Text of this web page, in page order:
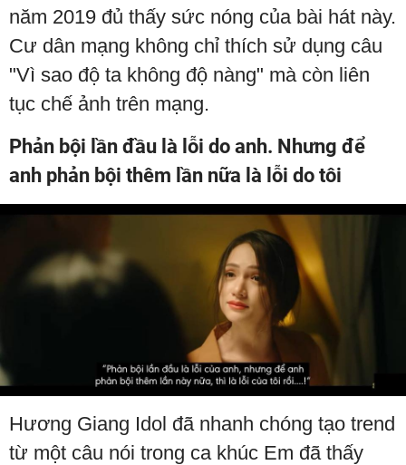
năm 2019 đủ thấy sức nóng của bài hát này.
Cư dân mạng không chỉ thích sử dụng câu
"Vì sao độ ta không độ nàng" mà còn liên
tục chế ảnh trên mạng.
Phản bội lần đầu là lỗi do anh. Nhưng để
anh phản bội thêm lần nữa là lỗi do tôi
Hương Giang Idol đã nhanh chóng tạo trend
từ một câu nói trong ca khúc Em đã thấy